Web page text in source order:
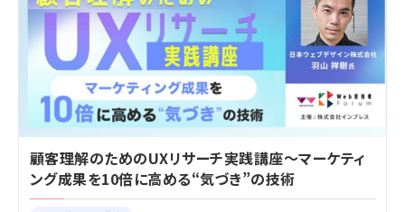
顧客理解のためのUXリサーチ実践講座～マーケティ
ング成果を10倍に高める“気づき”の技術